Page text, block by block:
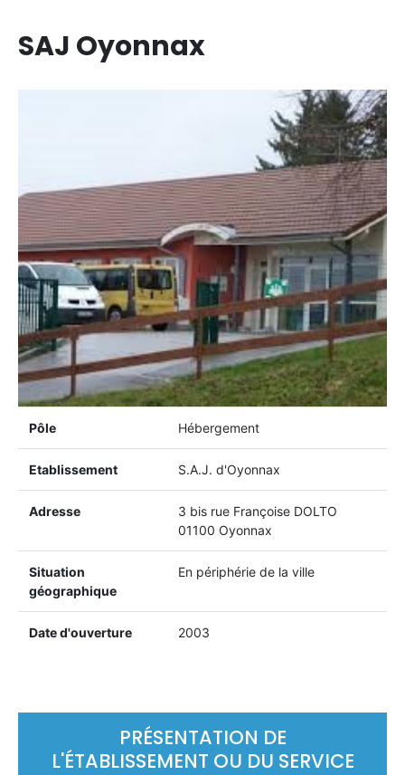
SAJ Oyonnax
Pôle Hébergement
Etablissement S.A.J. d'Oyonnax
Adresse
3 bis rue Françoise DOLTO
01100 Oyonnax
Situation
géographique
En périphérie de la ville
Date d'ouverture 2003
PRÉSENTATION DE
L'ÉTABLISSEMENT OU DU SERVICE